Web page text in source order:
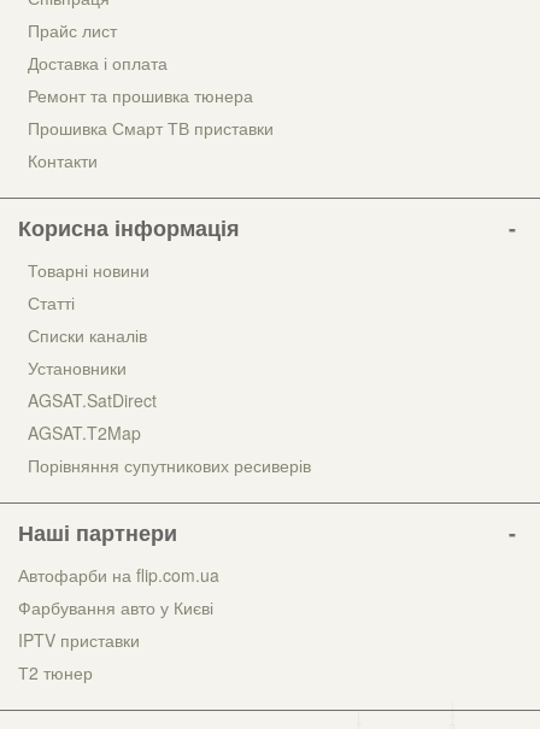
Прайс лист
Доставка і оплата
Ремонт та прошивка тюнера
Прошивка Смарт ТВ приставки
Контакти
Корисна інформація
Товарні новини
Статті
Списки каналів
Установники
AGSAT.SatDirect
AGSAT.T2Map
Порівняння супутникових ресиверів
Наші партнери
Автофарби на flip.com.ua
Фарбування авто у Києві
IPTV приставки
Т2 тюнер